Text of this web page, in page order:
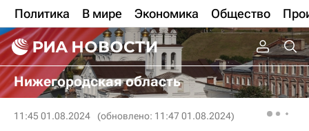
Политика В мире Экономика Общество
Нижегородская область
11:45 01.08.2024 (обновлено: 11:47 01.08.2024)